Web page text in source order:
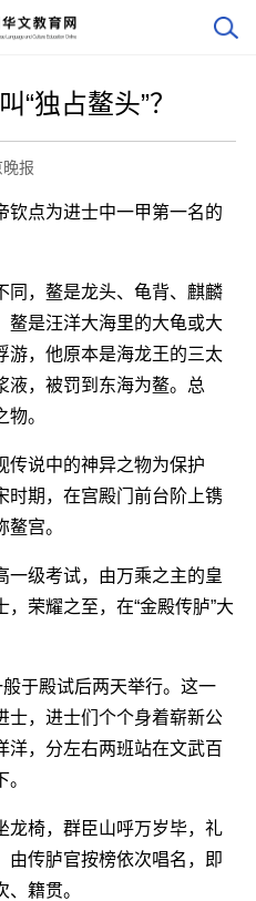
“独占鳌头”？
报
点为进士中一甲第一名的
，鳌是龙头、龟背、麒麟
鳌是汪洋大海里的大龟或大
游，他原本是海龙王的三太
液，被罚到东海为鳌。总
。
说中的神异之物为保护
时期，在宫殿门前台阶上镌
宫。
级考试，由万乘之主的皇
荣耀之至，在“金殿传胪”大
于殿试后两天举行。这一
士，进士们个个身着崭新公
洋，分左右两班站在文武百
椅，群臣山呼万岁毕，礼
由传胪官按榜依次唱名，即
籍贯。